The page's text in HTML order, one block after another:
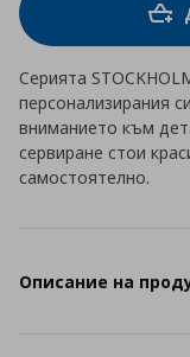
Серията
персонализирания
вниманието към
сервиране стои
самостоятелно.
Описание на